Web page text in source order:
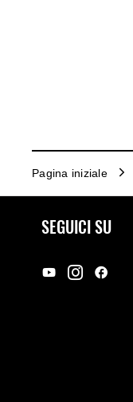
Pagina iniziale
SEGUICI SU